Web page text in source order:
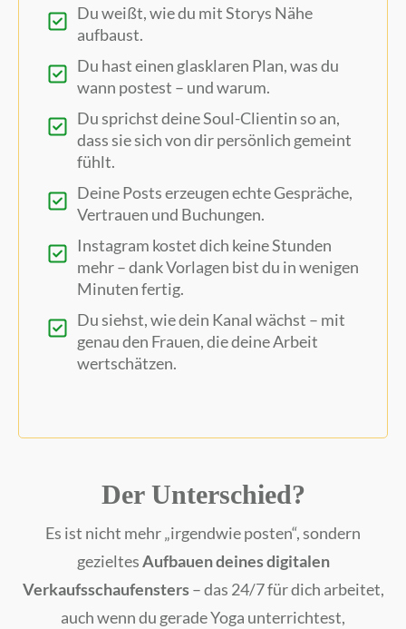
Du weißt, wie du mit Storys Nähe
aufbaust.
Du hast einen glasklaren Plan, was du
wann postest – und warum.
Du sprichst deine Soul-Clientin so an,
dass sie sich von dir persönlich gemeint
fühlt.
Deine Posts erzeugen echte Gespräche,
Vertrauen und Buchungen.
Instagram kostet dich keine Stunden
mehr – dank Vorlagen bist du in wenigen
Minuten fertig.
Du siehst, wie dein Kanal wächst – mit
genau den Frauen, die deine Arbeit
wertschätzen.
Der Unterschied?
Es ist nicht mehr „irgendwie posten“, sondern
gezieltesAufbauen deines digitalen
Verkaufsschaufensters– das 24/7 für dich arbeitet,
auch wenn du gerade Yoga unterrichtest,